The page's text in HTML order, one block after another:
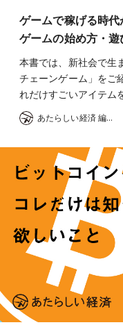
ゲームで稼げる時
ゲームの始め方・
本書では、新社会で生
チェーンゲーム」をご
れだけすごいアイテム
あたらしい経済 編集部